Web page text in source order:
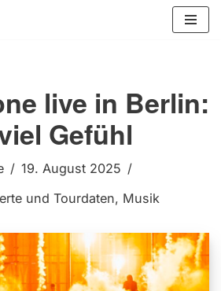
live in Berlin:
Gefühl
19. August 2025
und Tourdaten, Musik